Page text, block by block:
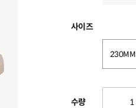
사이즈
230MM
수량